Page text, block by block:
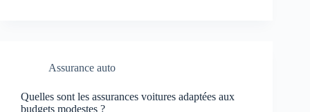
Assurance auto
Quelles sont les assurances voitures adaptées aux
budgets modestes ?